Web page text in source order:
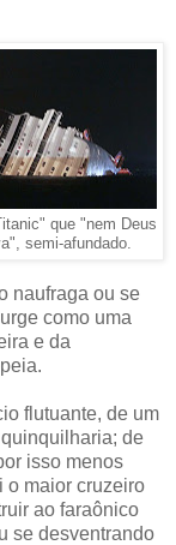
que "nem Deus
semi-afundado.
naufraga ou se
como uma
e da
flutuante, de um
quinquilharia; de
isso menos
o maior cruzeiro
ao faraônico
se desventrando